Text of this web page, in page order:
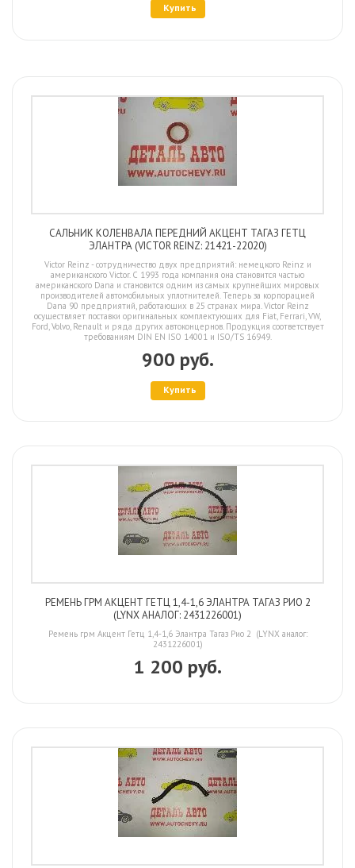
Купить
САЛЬНИК КОЛЕНВАЛА ПЕРЕДНИЙ АКЦЕНТ ТАГАЗ ГЕТЦ
ЭЛАНТРА (VICTOR REINZ: 21421-22020)
Victor Reinz - сотрудничество двух предприятий: немецкого Reinz и
американского Victor. С 1993 года компания она становится частью
американского Dana и становится одним из самых крупнейших мировых
производителей автомобильных уплотнителей. Теперь за корпорацией
Dana 90 предприятий, работающих в 25 странах мира. Victor Reinz
осуществляет поставки оригинальных комплектующих для Fiat, Ferrari, VW,
Ford, Volvo, Renault и ряда других автоконцернов. Продукция соответствует
требованиям DIN EN ISO 14001 и ISO/TS 16949.
900 руб.
Купить
РЕМЕНЬ ГРМ АКЦЕНТ ГЕТЦ 1,4-1,6 ЭЛАНТРА ТАГАЗ РИО 2
(LYNX АНАЛОГ: 2431226001)
Ремень грм Акцент Гетц 1,4-1,6 Элантра Тагаз Рио 2 (LYNX аналог:
2431226001)
1 200 руб.